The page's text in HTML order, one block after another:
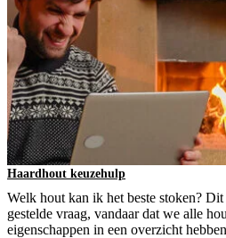
Haardhout keuzehulp
Welk hout kan ik het beste stoken? Dit
gestelde vraag, vandaar dat we alle
eigenschappen in een overzicht